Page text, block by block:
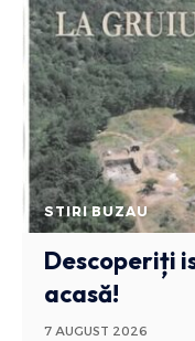
STIRI BUZAU
Descoperiți
acasă!
7 AUGUST 2026